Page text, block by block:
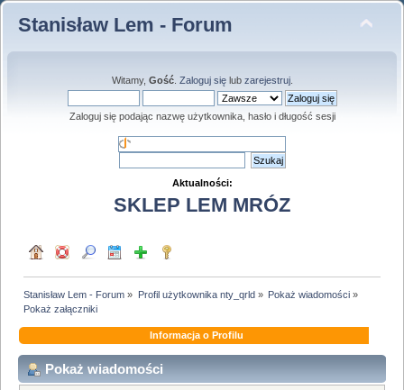
Stanisław Lem - Forum
Witamy, Gość. Zaloguj sięlub zarejestruj.
Zaloguj się podając nazwę użytkownika, hasło i długość sesji
Aktualności:
SKLEP LEM MRÓZ
Stanisław Lem - Forum » Profil użytkownika nty_qrld» Pokaż wiadomości»
Pokaż załączniki
Informacja o Profilu
Pokaż wiadomości